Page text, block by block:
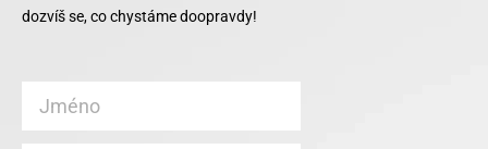
dozvíš se, co chystáme doopravdy!